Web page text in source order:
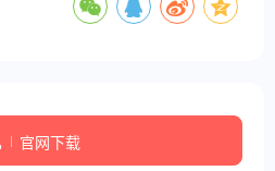
官网下载